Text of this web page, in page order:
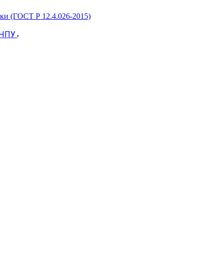
(ГОСТ Р 12.4.026-2015)
ЧПУ